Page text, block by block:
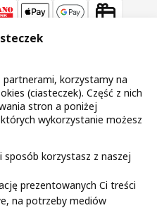
PL
produkty
partnerami, korzystamy na
(ciasteczek). Część z nich
stron a poniżej
wykorzystanie możesz
sposób korzystasz z naszej
prezentowanych Ci treści
na potrzeby mediów